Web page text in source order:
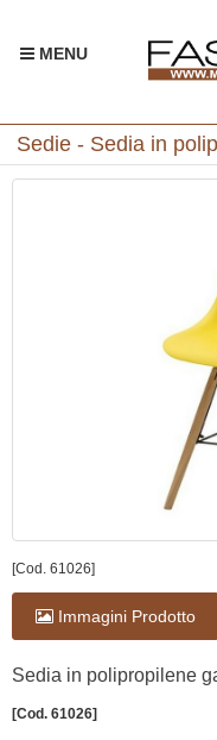
MENU
Sedie - Sedia in
[Cod. 61026]
Immagini Prodotto
Sedia in polipropilene
[Cod. 61026]